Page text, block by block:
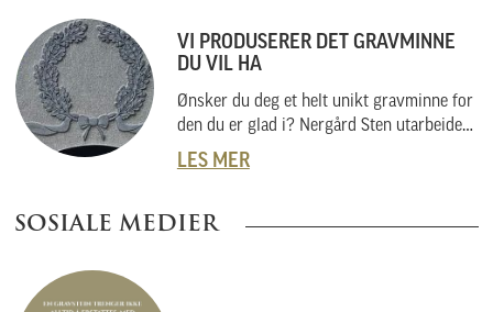
VI PRODUSERER DET GRAVMINNE
DU VIL HA
Ønsker du deg et helt unikt gravminne for
den du er glad i? Nergård Sten utarbeider
også helt unike gravminner i samarbeid
med kunder. Vi skal her forklare hvordan
om du har noe helt spesielt i tankene.
LES MER
SOSIALE MEDIER